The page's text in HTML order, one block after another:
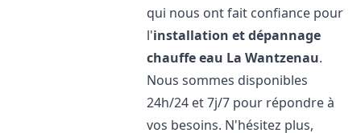
qui nous ont fait confiance pour
l'installation et dépannage
chauffe eau La Wantzenau.
Nous sommes disponibles
24h/24 et 7j/7 pour répondre à
vos besoins. N'hésitez plus,